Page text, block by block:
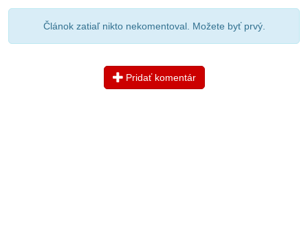
Článok zatiaľ nikto nekomentoval. Možete byť prvý.
Pridať komentár